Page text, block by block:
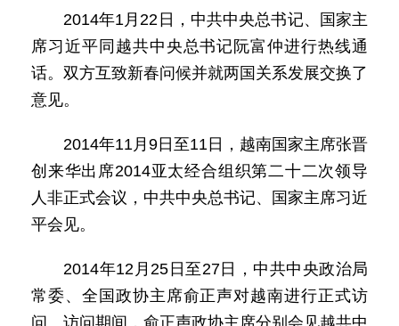
2014年1月22日，中共中央总书记、国家主
席习近平同越共中央总书记阮富仲进行热线通
话。双方互致新春问候并就两国关系发展交换了
意见。
2014年11月9日至11日，越南国家主席张晋
创来华出席2014亚太经合组织第二十二次领导
人非正式会议，中共中央总书记、国家主席习近
平会见。
2014年12月25日至27日，中共中央政治局
常委、全国政协主席俞正声对越南进行正式访
问。访问期间，俞正声政协主席分别会见越共中